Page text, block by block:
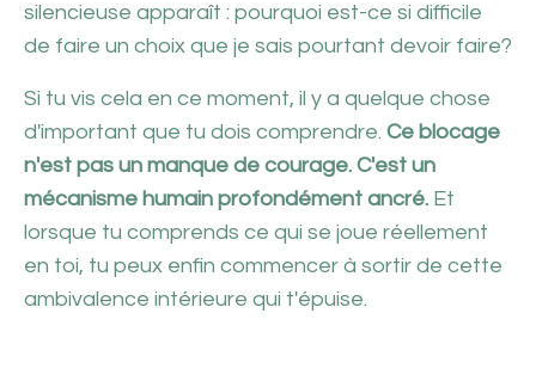
silencieuse apparaît : pourquoi est-ce si difficile
de faire un choix que je sais pourtant devoir faire?
Si tu vis cela en ce moment, il y a quelque chose
d'important que tu dois comprendre. Ce blocage
n'est pas un manque de courage. C'est un
mécanisme humain profondément ancré. Et
lorsque tu comprends ce qui se joue réellement
en toi, tu peux enfin commencer à sortir de cette
ambivalence intérieure qui t'épuise.